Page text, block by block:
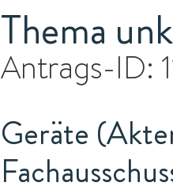
Thema
Antrags-ID:
Geräte